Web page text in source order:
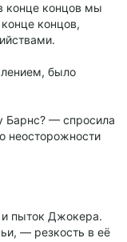
конце концов мы
концов,
было
Барнс? — спросила
неосторожности
пыток Джокера.
— резкость в её